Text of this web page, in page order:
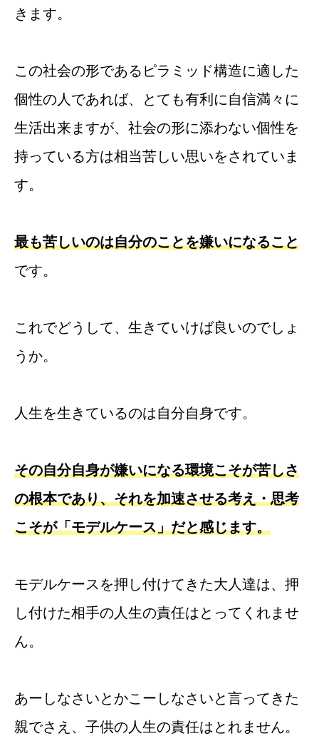
きます。
この社会の形であるピラミッド構造に適した
個性の人であれば、とても有利に自信満々に
生活出来ますが、社会の形に添わない個性を
持っている方は相当苦しい思いをされていま
す。
最も苦しいのは自分のことを嫌いになること
です。
これでどうして、生きていけば良いのでしょ
うか。
人生を生きているのは自分自身です。
その自分自身が嫌いになる環境こそが苦しさ
の根本であり、それを加速させる考え・思考
こそが「モデルケース」だと感じます。
モデルケースを押し付けてきた大人達は、押
し付けた相手の人生の責任はとってくれませ
ん。
あーしなさいとかこーしなさいと言ってきた
親でさえ、子供の人生の責任はとれません。